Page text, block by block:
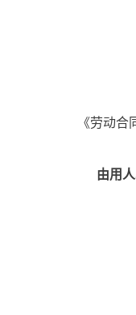
《劳动
由用